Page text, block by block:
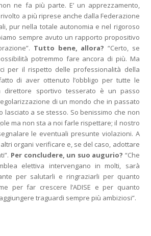
ne fa più parte. E’ un apprezzamento,
a più riprese anche dalla Federazione
pur nella totale autonomia e nel rigoroso
sempre avuto un rapporto propositivo
Tutto bene, allora? “Certo, se
potremmo fare ancora di più. Ma
per il rispetto delle professionalità della
di aver ottenuto l’obbligo per tutte le
direttore sportivo tesserato è un passo
di un mondo che in passato
lasciato a se stesso. So benissimo che non
ma non sta a noi farle rispettare; il nostro
le eventuali presunte violazioni. A
organi verificare e, se del caso, adottare
Per concludere, un suo augurio? “Che
elettiva intervengano in molti, sarà
per salutarli e ringraziarli per quanto
per far crescere l’ADISE e per quanto
traguardi sempre più ambiziosi”.